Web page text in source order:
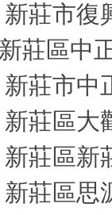
新莊市復
新莊區中
新莊市中
莊區大
新莊區新
新莊區思